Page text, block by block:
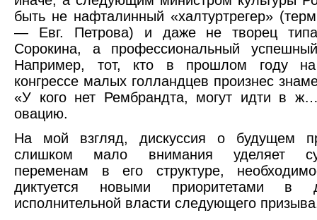
быть не нафталинный «халтуртрегер»
— Евг. Петрова) и даже не творец
Сорокина, а профессиональный
Например, тот, кто в прошлом году
конгрессе малых голландцев произнес
«У кого нет Рембрандта, могут идти в
овацию.
На мой взгляд, дискуссия о будущем
слишком мало внимания уделяет
переменам в его структуре,
диктуется новыми приоритетами в
исполнительной власти следующего